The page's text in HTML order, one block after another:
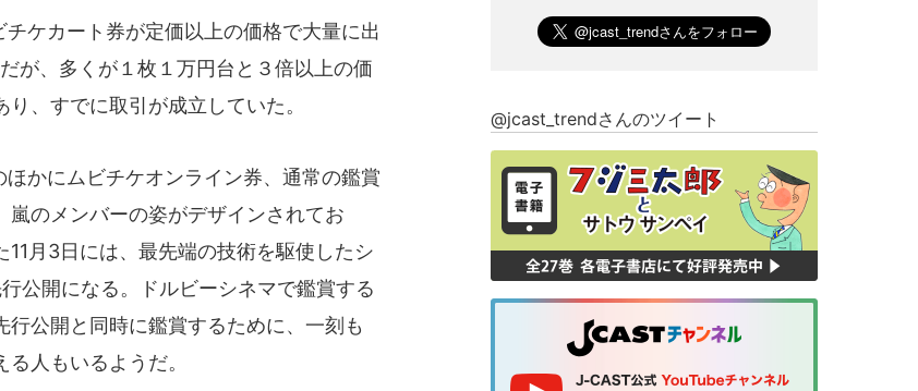
ケカート券が定価以上の価格で大量に出
が、多くが１枚１万円台と３倍以上の価
、すでに取引が成立していた。
かにムビチケオンライン券、通常の鑑賞
のメンバーの姿がデザインされてお
月3日には、最先端の技術を駆使したシ
公開になる。ドルビーシネマで鑑賞する
公開と同時に鑑賞するために、一刻も
人もいるようだ。
@jcast_trendさんのツイート